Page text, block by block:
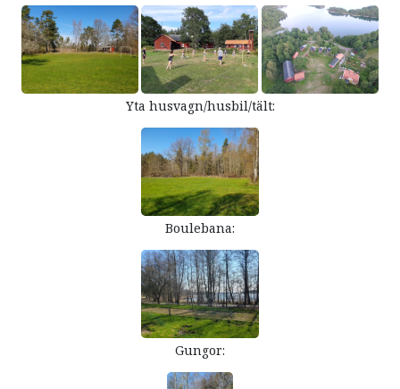
Yta husvagn/husbil/tält:
Boulebana:
Gungor: